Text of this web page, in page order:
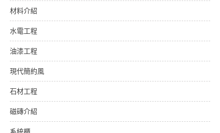
材料介紹
水電工程
油漆工程
現代簡約風
石材工程
磁磚介紹
系統櫃